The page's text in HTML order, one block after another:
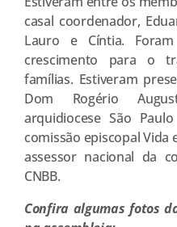
casal coordenador,
Lauro e Cíntia.
crescimento para o
famílias. Estiveram
Dom Rogério
arquidiocese São
comissão episcopal Vida
assessor nacional da
CNBB.
Confira algumas fotos